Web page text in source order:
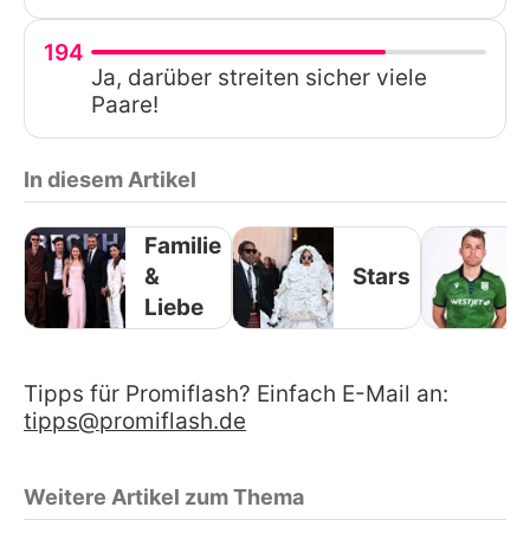
194
Ja, darüber streiten sicher viele
Paare!
In diesem Artikel
Familie
&
Liebe
Stars
Tipps für Promiflash? Einfach E-Mail an:
tipps@promiflash.de
Weitere Artikel zum Thema